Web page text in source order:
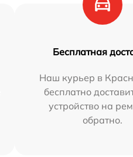
Бесплатная
Наш курьер в
бесплатно
устройство на
обратно.